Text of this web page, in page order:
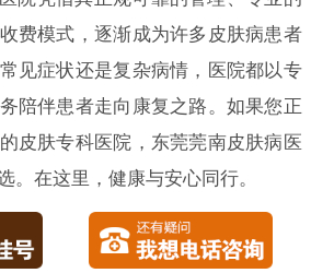
费模式，逐渐成为许多皮肤病患者
见症状还是复杂病情，医院都以专
陪伴患者走向康复之路。如果您正
皮肤专科医院，东莞莞南皮肤病医
。在这里，健康与安心同行。